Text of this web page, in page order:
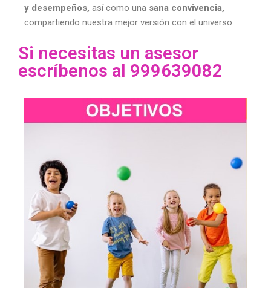
y desempeños, así como una sana convivencia,
compartiendo nuestra mejor versión con el universo.
Si necesitas un asesor
escríbenos al 999639082